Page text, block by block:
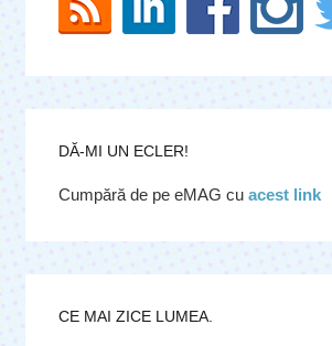
DĂ-MI UN ECLER!
Cumpără de pe eMAG cu acest link
CE MAI ZICE LUMEA.